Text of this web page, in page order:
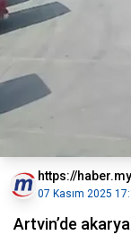
https://
07 Kasım 2025
Artvin’de